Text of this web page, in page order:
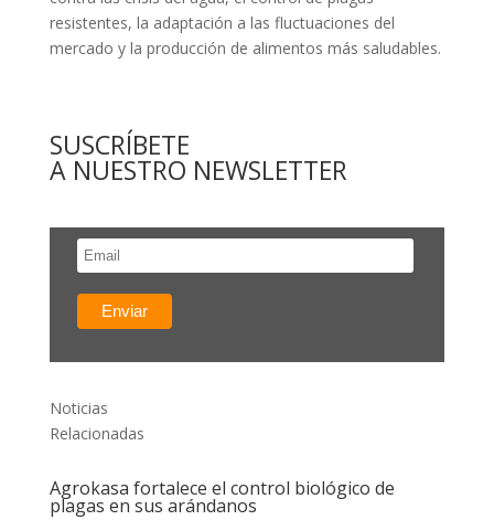
resistentes, la adaptación a las fluctuaciones del
mercado y la producción de alimentos más saludables.
SUSCRÍBETE
A NUESTRO NEWSLETTER
Noticias
Relacionadas
Agrokasa fortalece el control biológico de
plagas en sus arándanos